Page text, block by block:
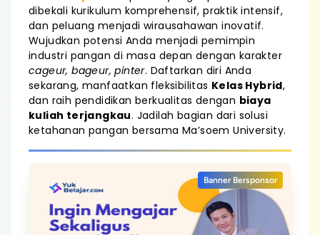
dibekali kurikulum komprehensif, praktik intensif,
dan peluang menjadi wirausahawan inovatif.
Wujudkan potensi Anda menjadi pemimpin
industri pangan di masa depan dengan karakter
cageur, bageur, pinter. Daftarkan diri Anda
sekarang, manfaatkan fleksibilitas Kelas Hybrid,
dan raih pendidikan berkualitas dengan biaya
kuliah terjangkau. Jadilah bagian dari solusi
ketahanan pangan bersama Ma’soem University.
Banner Bersponsor